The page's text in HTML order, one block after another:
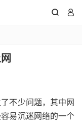
 
不少问题，其中网
易沉迷网络的一个